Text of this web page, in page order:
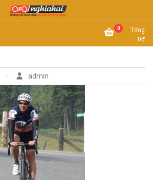
Nghĩa Hải 0
Tổng
0₫
admin